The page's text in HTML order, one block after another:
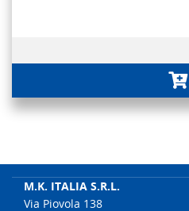
M.K. ITALIA S.R.L.
Via Piovola 138